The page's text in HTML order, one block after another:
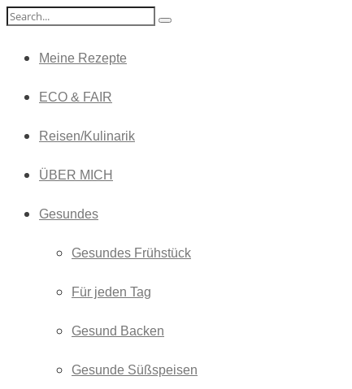
Meine Rezepte
ECO & FAIR
Reisen/Kulinarik
ÜBER MICH
Gesundes
Gesundes Frühstück
Für jeden Tag
Gesund Backen
Gesunde Süßspeisen